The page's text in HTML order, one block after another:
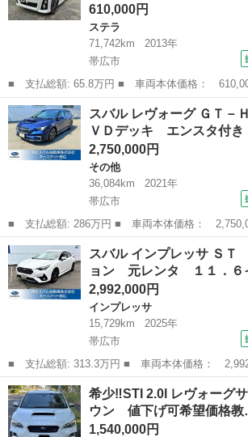
610,000円
ステラ
71,742km
2013年
帯広市
■ 支払総額: 65.8万円 ■ 車両本体価格： 610,000 円 ■ メーカー
名： スバル ■ 車種名： ステラ ■ グレード
Ｓ ４ＷＤ 事故歴無 保証付 タイミングチェ
ナビ フルセグ...
北海道 帯広市
スバル レヴォーグ ＧＴ
ＶＤデッキ エンスタ付
2,750,000円
その他
36,084km
2021年
帯広市
■ 支払総額: 286万円 ■ 車両本体価格： 2,750,000 円 ■ メーカー
名： スバル ■ 車種名： レヴォーグ ■ グレ
Ｈ ＥＸ ＣＤ／ＤＶＤデッキ エンスタ付き １
ター Ｆ・Ｓ...
北海道 帯広市 その他
スバル インプレッサ Ｓ
ョン 元レンタ １１．６
2,992,000円
インプレッサ
15,729km
2025年
帯広市
■ 支払総額: 313.3万円 ■ 車両本体価格： 2,992,000 円 ■ メーカ
ー名： スバル ■ 車種名： インプレッサ ■
Ｔ スマートエディション 元レンタ １１．６
ビ機能 マ...
北海道 帯広市 インプレッサ
希少‼️STI 2.0l レヴォーグ
ウン 値下げ可希望価格
1,540,000円